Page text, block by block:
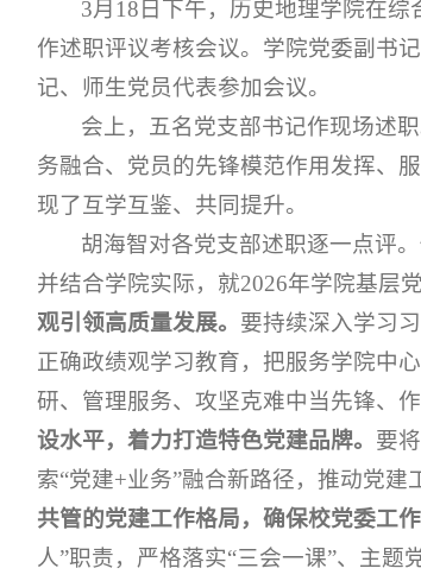
3月18日下午，历史地理学院在
作述职评议考核会议。学院党委副书
记、师生党员代表参加会议。
会上，五名党支部书记作现场述
务融合、党员的先锋模范作用发挥、
现了互学互鉴、共同提升。
胡海智对各党支部述职逐一点评
并结合学院实际，就2026年学院基层
观引领高质量发展。 要持续深入学习
正确政绩观学习教育，把服务学院中
研、管理服务、攻坚克难中当先锋、作
设水平，着力打造特色党建品牌。 要
索“党建+业务”融合新路径，推动党建
共管的党建工作格局，确保校党委工作
人”职责，严格落实“三会一课”、主